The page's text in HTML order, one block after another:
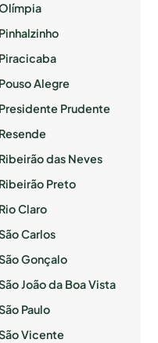
Alegre
Prudente
das Neves
Preto
Claro
Carlos
Gonçalo
João da Boa Vista
Paulo
Vicente